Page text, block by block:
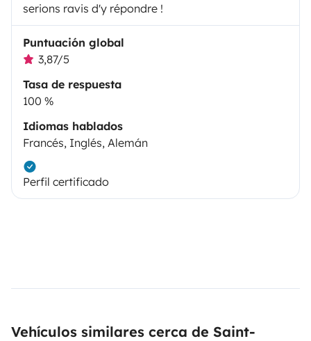
serions ravis d'y répondre !
Puntuación global
3,87/5
Tasa de respuesta
100 %
Idiomas hablados
Francés, Inglés, Alemán
Perfil certificado
Vehículos similares cerca de Saint-